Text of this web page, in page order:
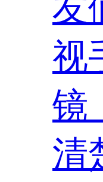
友
视
镜
清